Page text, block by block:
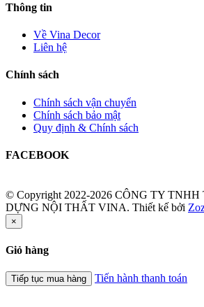
Thông tin
Về Vina Decor
Liên hệ
Chính sách
Chính sách vận chuyển
Chính sách bảo mật
Quy định & Chính sách
FACEBOOK
© Copyright 2022-2026 CÔNG TY
DỰNG NỘI THẤT VINA. Thiết kế bởi
×
Giỏ hàng
Tiếp tục mua hàng Tiến hành thanh toán